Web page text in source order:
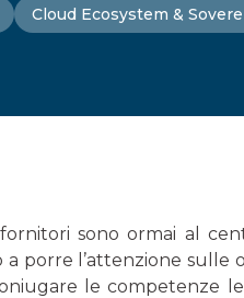
Cloud Ecosystem &
sono ormai al
a porre l’attenzione
le competenze